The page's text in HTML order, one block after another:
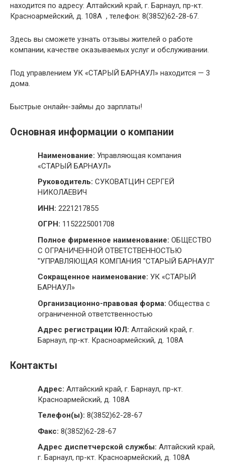
находится по адресу: Алтайский край, г. Барнаул, пр-кт.
Красноармейский, д. 108А , телефон: 8(3852)62-28-67.
Здесь вы сможете узнать отзывы жителей о работе
компании, качестве оказываемых услуг и обслуживании.
Под управлением УК «СТАРЫЙ БАРНАУЛ» находится — 3
дома.
Быстрые онлайн-займы до зарплаты!
Основная информации о компании
Наименование: Управляющая компания
«СТАРЫЙ БАРНАУЛ»
Руководитель: СУКОВАТЦИН СЕРГЕЙ
НИКОЛАЕВИЧ
ИНН: 2221217855
ОГРН: 1152225001708
Полное фирменное наименование: ОБЩЕСТВО
С ОГРАНИЧЕННОЙ ОТВЕТСТВЕННОСТЬЮ
"УПРАВЛЯЮЩАЯ КОМПАНИЯ "СТАРЫЙ БАРНАУЛ"
Сокращенное наименование: УК «СТАРЫЙ
БАРНАУЛ»
Организационно-правовая форма: Общества с
ограниченной ответственностью
Адрес регистрации ЮЛ: Алтайский край, г.
Барнаул, пр-кт. Красноармейский, д. 108А
Контакты
Адрес: Алтайский край, г. Барнаул, пр-кт.
Красноармейский, д. 108А
Телефон(ы): 8(3852)62-28-67
Факс: 8(3852)62-28-67
Адрес диспетчерской службы: Алтайский край,
г. Барнаул, пр-кт. Красноармейский, д. 108А